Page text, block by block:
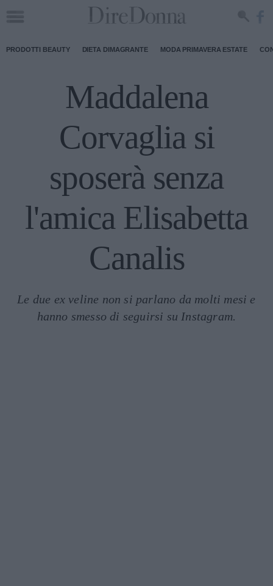
PRODOTTI BEAUTY DIETA DIMAGRANTE MODA PRIMAVERA ESTATE
Maddalena
Corvaglia si
sposerà senza
l'amica Elisabetta
Canalis
Le due ex veline non si parlano da molti mesi e
hanno smesso di seguirsi su Instagram.